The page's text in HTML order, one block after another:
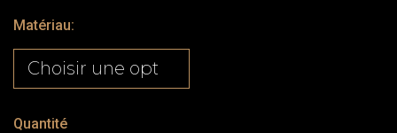
Matériau:
Quantité